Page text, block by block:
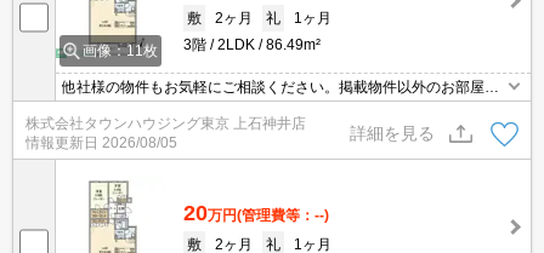
画像：11枚
敷
2ヶ月 礼
1ヶ月
3階
2LDK 86.49m²
他社様の物件もお気軽にご相談ください。掲載物件以外のお部屋も
ご紹介出来ます。明るく元気なスタッフが丁寧にご対応させていた
だきます。当店ならオンラインで見学・接客可能です！お気軽にお
問い合わせ下さい☆★
株式会社タウンハウジング東京 上石神井店
情報更新日 2026/08/05
詳細を見る
20万円(管理費等：--)
敷
2ヶ月 礼
1ヶ月